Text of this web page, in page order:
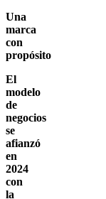
Una
marca
con
propósito
El
modelo
de
negocios
se
afianzó
en
2024
con
la